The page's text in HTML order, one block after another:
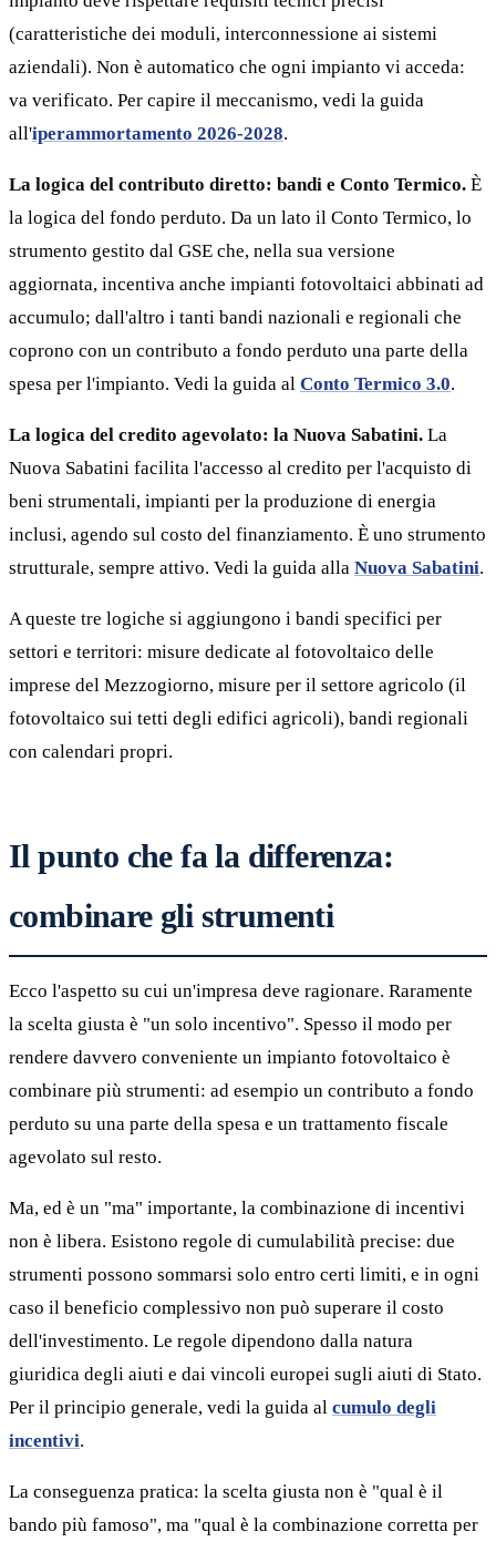
(caratteristiche dei moduli, interconnessione ai sistemi
aziendali). Non è automatico che ogni impianto vi acceda:
va verificato. Per capire il meccanismo, vedi la guida
all'iperammortamento 2026-2028.
La logica del contributo diretto: bandi e Conto Termico. È
la logica del fondo perduto. Da un lato il Conto Termico, lo
strumento gestito dal GSE che, nella sua versione
aggiornata, incentiva anche impianti fotovoltaici abbinati ad
accumulo; dall'altro i tanti bandi nazionali e regionali che
coprono con un contributo a fondo perduto una parte della
spesa per l'impianto. Vedi la guida al Conto Termico 3.0.
La logica del credito agevolato: la Nuova Sabatini. La
Nuova Sabatini facilita l'accesso al credito per l'acquisto di
beni strumentali, impianti per la produzione di energia
inclusi, agendo sul costo del finanziamento. È uno strumento
strutturale, sempre attivo. Vedi la guida alla Nuova Sabatini.
A queste tre logiche si aggiungono i bandi specifici per
settori e territori: misure dedicate al fotovoltaico delle
imprese del Mezzogiorno, misure per il settore agricolo (il
fotovoltaico sui tetti degli edifici agricoli), bandi regionali
con calendari propri.
Il punto che fa la differenza:
combinare gli strumenti
Ecco l'aspetto su cui un'impresa deve ragionare. Raramente
la scelta giusta è "un solo incentivo". Spesso il modo per
rendere davvero conveniente un impianto fotovoltaico è
combinare più strumenti: ad esempio un contributo a fondo
perduto su una parte della spesa e un trattamento fiscale
agevolato sul resto.
Ma, ed è un "ma" importante, la combinazione di incentivi
non è libera. Esistono regole di cumulabilità precise: due
strumenti possono sommarsi solo entro certi limiti, e in ogni
caso il beneficio complessivo non può superare il costo
dell'investimento. Le regole dipendono dalla natura
giuridica degli aiuti e dai vincoli europei sugli aiuti di Stato.
Per il principio generale, vedi la guida al cumulo degli
incentivi.
La conseguenza pratica: la scelta giusta non è "qual è il
bando più famoso", ma "qual è la combinazione corretta per